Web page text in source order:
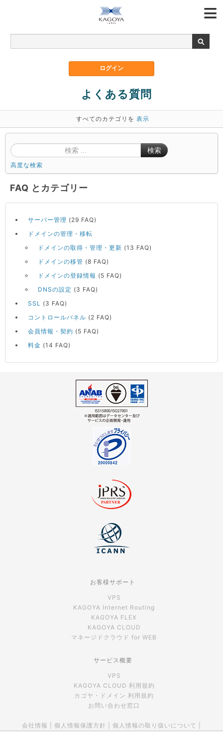
よくある質問
すべてのカテゴリを 表示
検索
高度な検索
FAQ とカテゴリー
サーバー管理 (29 FAQ)
ドメインの管理・移転
ドメインの取得・管理・更新 (13 FAQ)
ドメインの移管 (8 FAQ)
ドメインの登録情報 (5 FAQ)
DNSの設定 (3 FAQ)
SSL
(3 FAQ)
コントロールパネル (2 FAQ)
会員情報・契約 (5 FAQ)
料金 (14 FAQ)
お客様サポート
VPS
KAGOYA Internet Routing
KAGOYA FLEX
KAGOYA CLOUD
マネージドクラウド for WEB
サービス概要
VPS
KAGOYA CLOUD 利用規約
カゴヤ・ドメイン 利用規約
お問い合わせ窓口
会社情報 個人情報保護方針 個人情報の取り扱いについて